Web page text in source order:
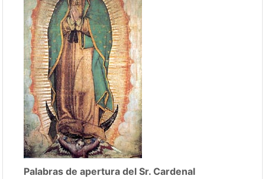
Palabras de apertura del Sr. Cardenal